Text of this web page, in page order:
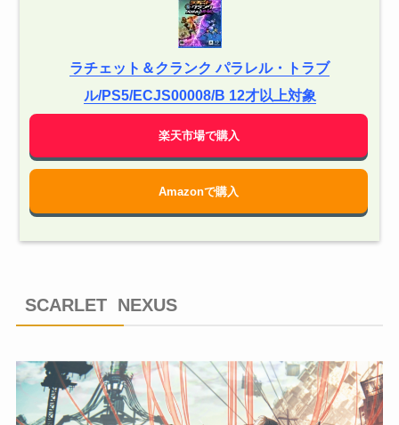
ラチェット＆クランク パラレル・トラブ
ル/PS5/ECJS00008/B 12才以上対象
楽天市場で購入
Amazonで購入
SCARLET NEXUS